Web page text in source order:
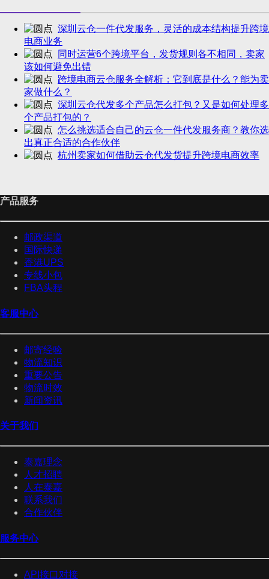
深圳云仓一件代发服务，灵活的成本结构提升跨境
电商业务
同时运营6个跨境平台，发货规则各不相同，卖家
该如何避免出错
跨境电商云仓服务全解析：它到底是什么？能为卖
家做什么？
深圳云仓代发多个产品怎么打包？又是如何处理多
个产品打包的？
怎么挑选适合自己的云仓一件代发服务商？教你选
出真正合适的合作伙伴
杭州卖家如何借助云仓代发货提升跨境电商效率
产品服务
邮政渠道
国际快递
香港UPS
专线小包
FBA头程
客服中心
邮寄经验
物流知识
重要公告
物流时效
新闻资讯
关于我们
泰嘉理念
人才招聘
人在泰嘉
联系我们
合作伙伴
服务中心
API接口对接